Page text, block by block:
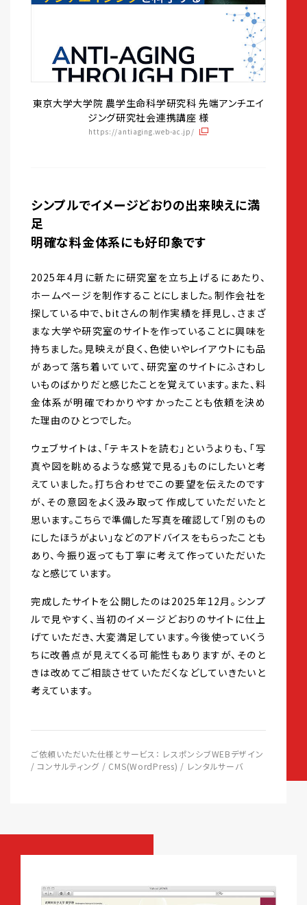
東京大学大学院 農学生命科学研究科 先端アンチエイ
ジング研究社会連携講座 様
https://antiaging.web-ac.jp/
シンプルでイメージどおりの出来映えに満
足
明確な料金体系にも好印象です
2025年4月に新たに研究室を立ち上げるにあたり、
ホームページを制作することにしました。制作会社を
探している中で、bitさんの制作実績を拝見し、さまざ
まな大学や研究室のサイトを作っていることに興味を
持ちました。見映えが良く、色使いやレイアウトにも品
があって落ち着いていて、研究室のサイトにふさわし
いものばかりだと感じたことを覚えています。また、料
金体系が明確でわかりやすかったことも依頼を決め
た理由のひとつでした。
ウェブサイトは、「テキストを読む」というよりも、「写
真や図を眺めるような感覚で見る」ものにしたいと考
えていました。打ち合わせでこの要望を伝えたのです
が、その意図をよく汲み取って作成していただいたと
思います。こちらで準備した写真を確認して「別のもの
にしたほうがよい」などのアドバイスをもらったことも
あり、今振り返っても丁寧に考えて作っていただいた
なと感じています。
完成したサイトを公開したのは2025年12月。シンプ
ルで見やすく、当初のイメージどおりのサイトに仕上
げていただき、大変満足しています。今後使っていくう
ちに改善点が見えてくる可能性もありますが、そのと
きは改めてご相談させていただくなどしていきたいと
考えています。
ご依頼いただいた仕様とサービス： レスポンシブWEBデザイン
/ コンサルティング / CMS(WordPress) / レンタルサーバ